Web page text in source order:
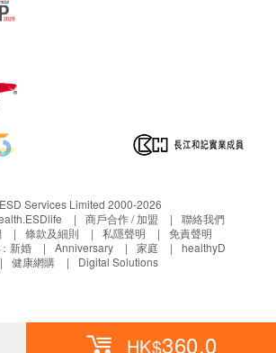
HK$360.0
Services Limited 2000-2026
商戶合作 / 加盟
聯絡我們
條款及細則 私隱聲明
免責聲明
新婚 Anniversary 家庭
healthyD
健康網購
Digital Solutions